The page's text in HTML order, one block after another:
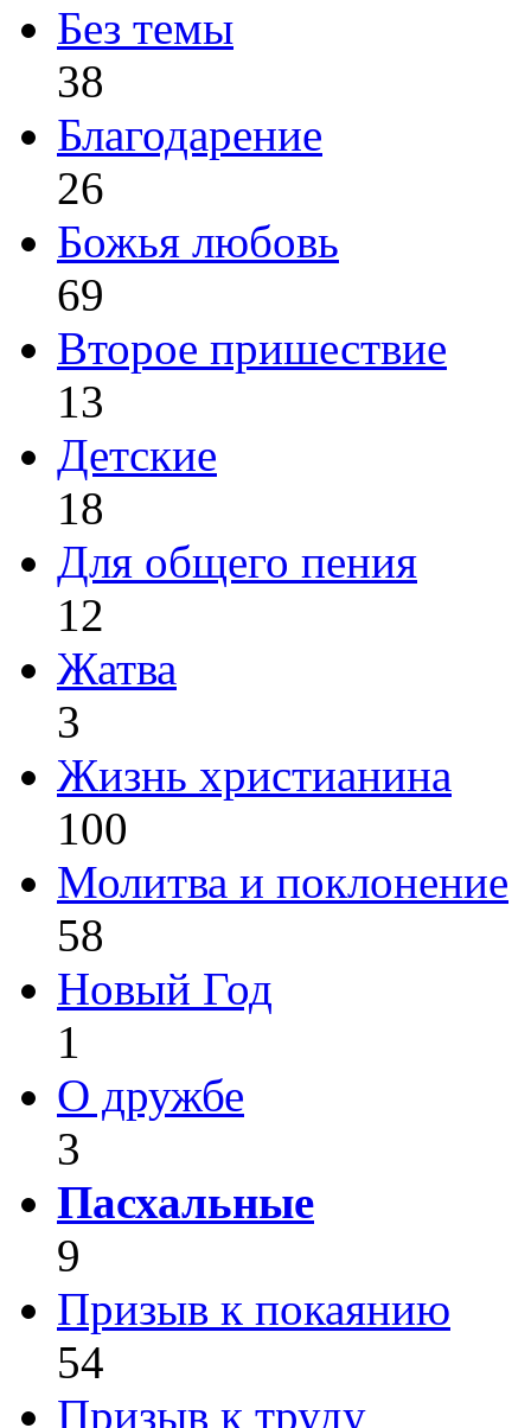
Без темы
38
Благодарение
26
Божья любовь
69
Второе пришествие
13
Детские
18
Для общего пения
12
Жатва
3
Жизнь христианина
100
Молитва и поклонение
58
Новый Год
1
О дружбе
3
Пасхальные
9
Призыв к покаянию
54
Призыв к труду